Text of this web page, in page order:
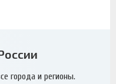
города и регионы.